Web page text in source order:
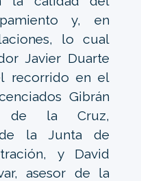
y, en
lo cual
Javier Duarte
recorrido en el
Gibrán
de la Cruz,
la Junta de
y David
asesor de la